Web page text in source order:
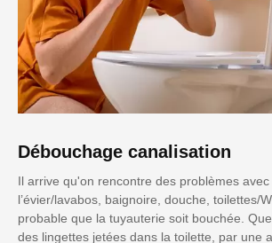
Débouchage canalisation
Il arrive qu'on rencontre des problèmes avec
l’évier/lavabos, baignoire, douche, toilettes/
probable que la tuyauterie soit bouchée.
des lingettes jetées dans la toilette, par une